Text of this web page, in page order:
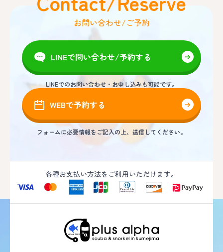
お問い合わせ/ご予約
LINEで問い合わせ/予約する
LINEでのお問い合わせ・お申し込みも可能です。
WEBで予約する
フォームに必要情報をご記入の上、送信してください。
各種お支払い方法をご利用いただけます。